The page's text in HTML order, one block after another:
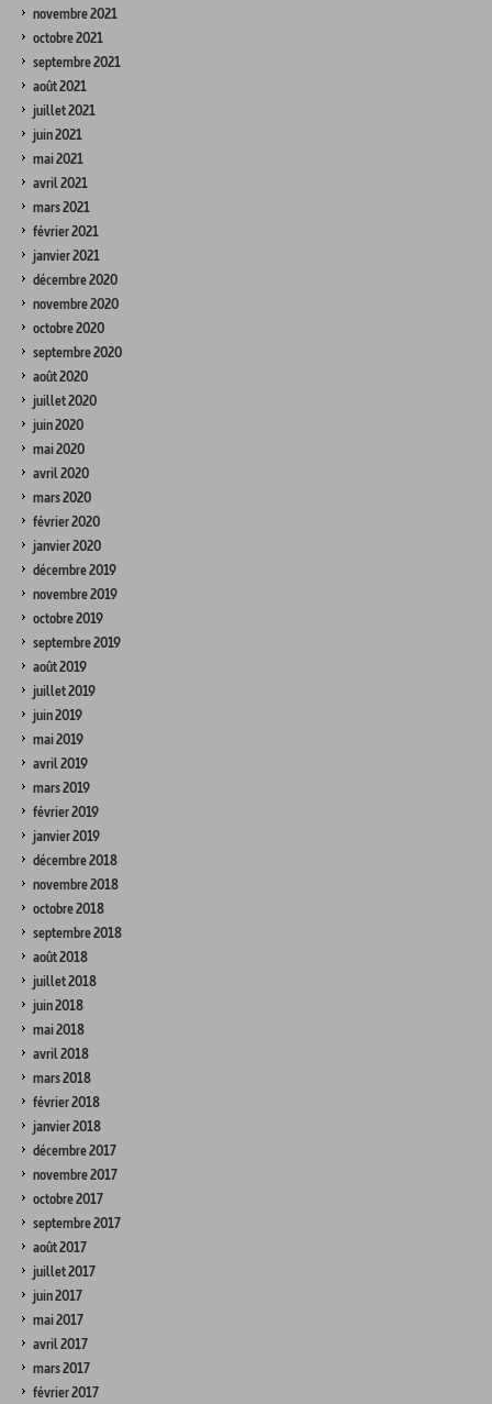
novembre 2021
octobre 2021
septembre 2021
août 2021
juillet 2021
juin 2021
mai 2021
avril 2021
mars 2021
février 2021
janvier 2021
décembre 2020
novembre 2020
octobre 2020
septembre 2020
août 2020
juillet 2020
juin 2020
mai 2020
avril 2020
mars 2020
février 2020
janvier 2020
décembre 2019
novembre 2019
octobre 2019
septembre 2019
août 2019
juillet 2019
juin 2019
mai 2019
avril 2019
mars 2019
février 2019
janvier 2019
décembre 2018
novembre 2018
octobre 2018
septembre 2018
août 2018
juillet 2018
juin 2018
mai 2018
avril 2018
mars 2018
février 2018
janvier 2018
décembre 2017
novembre 2017
octobre 2017
septembre 2017
août 2017
juillet 2017
juin 2017
mai 2017
avril 2017
mars 2017
février 2017